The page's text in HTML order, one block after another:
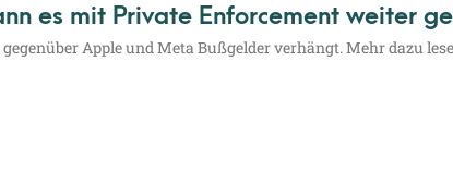
es mit Private Enforcement weiter
Apple und Meta Buß­gel­der ver­hängt. Mehr dazu